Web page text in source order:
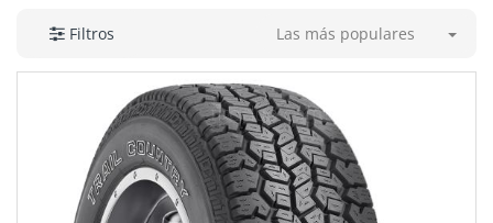
Filtros Las más populares